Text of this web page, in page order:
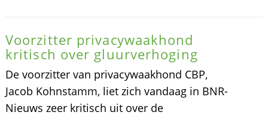
Voorzitter privacywaakhond
kritisch over gluurverhoging
De voorzitter van privacywaakhond CBP,
Jacob Kohnstamm, liet zich vandaag in BNR-
Nieuws zeer kritisch uit over de